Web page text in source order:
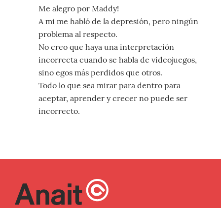
Me alegro por Maddy!
A mi me habló de la depresión, pero ningún
problema al respecto.
No creo que haya una interpretación
incorrecta cuando se habla de videojuegos,
sino egos más perdidos que otros.
Todo lo que sea mirar para dentro para
aceptar, aprender y crecer no puede ser
incorrecto.